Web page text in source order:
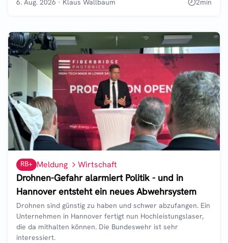
6. Aug. 2026 · Klaus Wallbaum 2min
RB+ Meldung Wirtschaft
Drohnen-Gefahr alarmiert Politik - und in
Hannover entsteht ein neues Abwehrsystem
Drohnen sind günstig zu haben und schwer abzufangen. Ein
Unternehmen in Hannover fertigt nun Hochleistungslaser,
die da mithalten können. Die Bundeswehr ist sehr
interessiert.